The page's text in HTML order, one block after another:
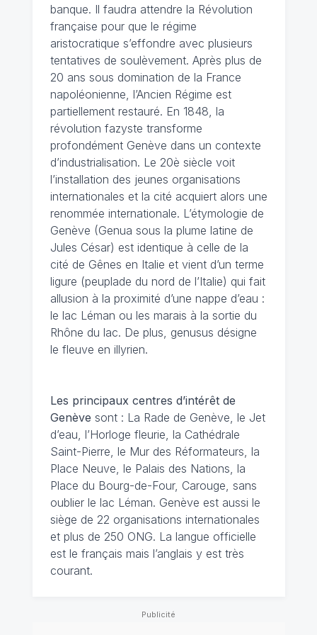
banque. Il faudra attendre la Révolution
française pour que le régime
aristocratique s’effondre avec plusieurs
tentatives de soulèvement. Après plus de
20 ans sous domination de la France
napoléonienne, l’Ancien Régime est
partiellement restauré. En 1848, la
révolution fazyste transforme
profondément Genève dans un contexte
d’industrialisation. Le 20è siècle voit
l’installation des jeunes organisations
internationales et la cité acquiert alors une
renommée internationale. L’étymologie de
Genève (Genua sous la plume latine de
Jules César) est identique à celle de la
cité de Gênes en Italie et vient d’un terme
ligure (peuplade du nord de l’Italie) qui fait
allusion à la proximité d’une nappe d’eau :
le lac Léman ou les marais à la sortie du
Rhône du lac. De plus, genusus désigne
le fleuve en illyrien.
Les principaux centres d’intérêt de
Genève sont : La Rade de Genève, le Jet
d’eau, l’Horloge fleurie, la Cathédrale
Saint-Pierre, le Mur des Réformateurs, la
Place Neuve, le Palais des Nations, la
Place du Bourg-de-Four, Carouge, sans
oublier le lac Léman. Genève est aussi le
siège de 22 organisations internationales
et plus de 250 ONG. La langue officielle
est le français mais l’anglais y est très
courant.